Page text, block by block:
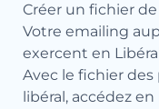
Créer un fichier
Votre emailing
exercent en
Avec le fichier
libéral, accédez